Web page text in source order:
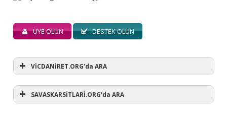
ÜYE OLUN DESTEK OLUN
VİCDANİRET.ORG'da ARA
SAVASKARSİTLARİ.ORG'da ARA